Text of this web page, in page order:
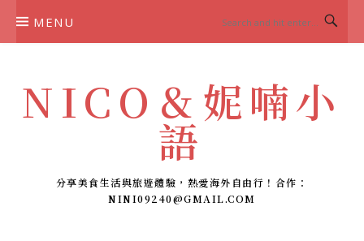
MENU
NICO＆妮喃小
語
分享美食生活與旅遊體驗，熱愛海外自由行！合作：
NINI09240@GMAIL.COM